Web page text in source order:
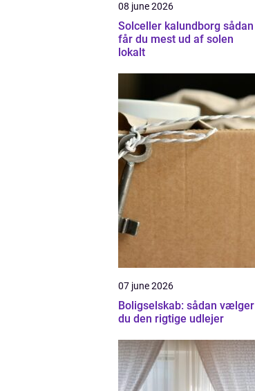
08 june 2026
Solceller kalundborg sådan
får du mest ud af solen
lokalt
07 june 2026
Boligselskab: sådan vælger
du den rigtige udlejer